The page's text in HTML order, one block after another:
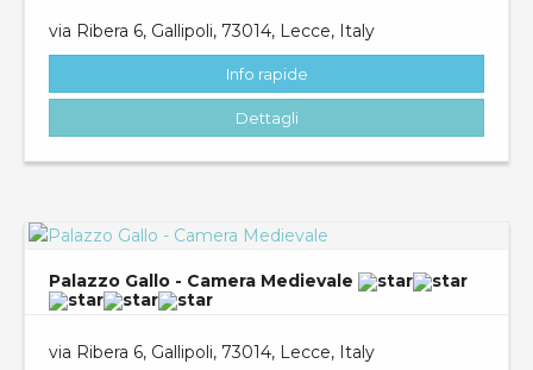
via Ribera 6, Gallipoli, 73014, Lecce, Italy
Info rapide
Dettagli
Palazzo Gallo - Camera Medievale
via Ribera 6, Gallipoli, 73014, Lecce, Italy